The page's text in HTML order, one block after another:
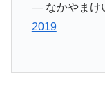
— なかやまけ
2019